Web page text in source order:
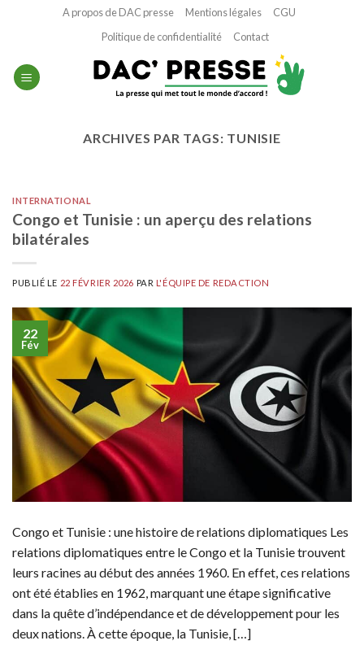
A propos de DAC presse Mentions légales
CGU
Politique de confidentialité
Contact
ARCHIVES PAR TAGS: TUNISIE
INTERNATIONAL
Congo et Tunisie : un aperçu des relations
bilatérales
PUBLIÉ LE 22 FÉVRIER 2026 PAR L'ÉQUIPE DE REDACTION
22
Fév
Congo et Tunisie : une histoire de relations diplomatiques Les
relations diplomatiques entre le Congo et la Tunisie trouvent
leurs racines au début des années 1960. En effet, ces relations
ont été établies en 1962, marquant une étape significative
dans la quête d’indépendance et de développement pour les
deux nations. À cette époque, la Tunisie, […]